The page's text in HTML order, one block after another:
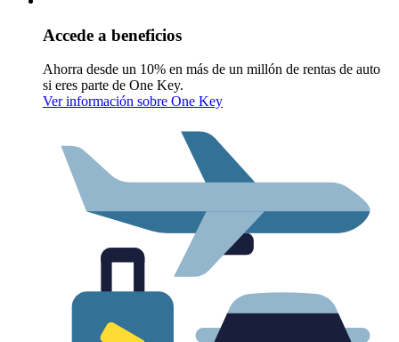
Accede a beneficios
Ahorra desde un 10% en más de un millón de rentas de auto
si eres parte de One Key.
Ver información sobre One Key